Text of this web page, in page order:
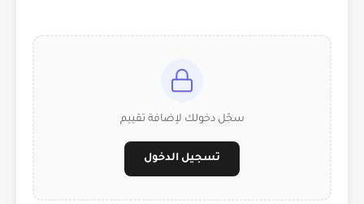
سجّل دخولك لإضافة تقييم
تسجيل الدخول